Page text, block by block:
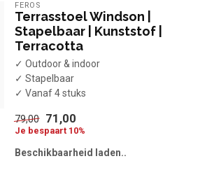
FEROS
Terrasstoel Windson |
Stapelbaar | Kunststof |
Terracotta
✓ Outdoor & indoor
✓ Stapelbaar
✓ Vanaf 4 stuks
79,00 71,00
Je bespaart 10%
Beschikbaarheid laden..